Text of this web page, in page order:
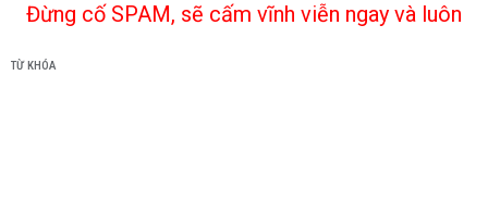
Đừng cố SPAM, sẽ cấm vĩnh viễn ngay và luôn
TỪ KHÓA